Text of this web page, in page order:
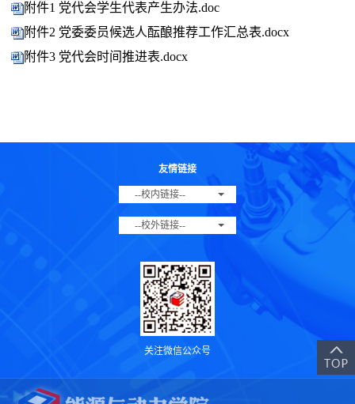
附件1 党代会学生代表产生办法.doc
附件2 党委委员候选人酝酿推荐工作汇总表.docx
附件3 党代会时间推进表.docx
友情链接
--校内链接--
--校外链接--
关注微信公众号